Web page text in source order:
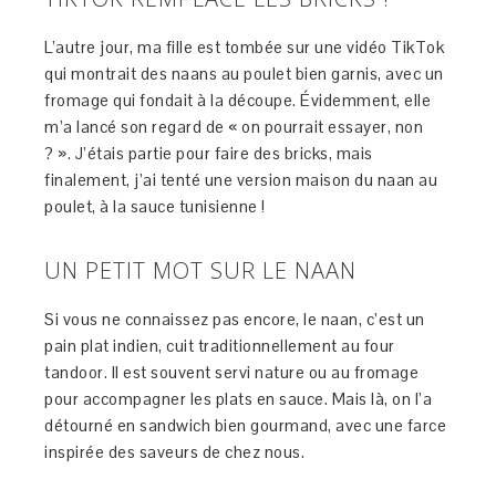
L’autre jour, ma fille est tombée sur une vidéo TikTok
qui montrait des naans au poulet bien garnis, avec un
fromage qui fondait à la découpe. Évidemment, elle
m’a lancé son regard de « on pourrait essayer, non
? ». J’étais partie pour faire des bricks, mais
finalement, j’ai tenté une version maison du naan au
poulet, à la sauce tunisienne !
UN PETIT MOT SUR LE NAAN
Si vous ne connaissez pas encore, le naan, c’est un
pain plat indien, cuit traditionnellement au four
tandoor. Il est souvent servi nature ou au fromage
pour accompagner les plats en sauce. Mais là, on l’a
détourné en sandwich bien gourmand, avec une farce
inspirée des saveurs de chez nous.